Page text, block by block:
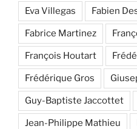
Eva Villegas Fabien
Fabrice Martinez
François Houtart
Frédérique Gros
Guy-Baptiste Jaccottet
Jean-Philippe Mathieu